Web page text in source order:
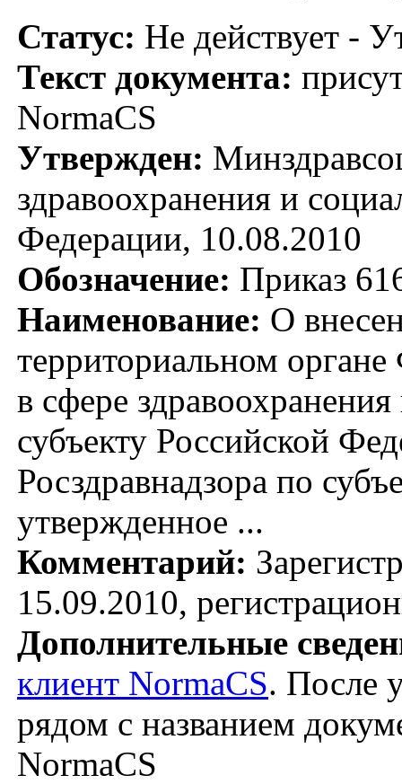
Статус: Не действует -
Текст документа:
NormaCS
Утвержден:
здравоохранения и
Федерации, 10.08.2010
Обозначение: Приказ
Наименование: О
территориальном
в сфере
субъекту Российской
Росздравнадзора по
утвержденное ...
Комментарий:
15.09.2010,
Дополнительные
клиент NormaCS. После
рядом с названием
NormaCS